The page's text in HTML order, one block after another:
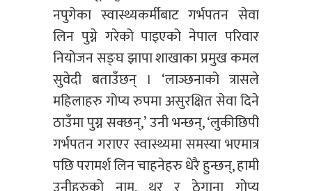
नपुगेका स्वास्थ्यकर्मीबाट गर्भपतन सेवा
लिन पुग्ने गरेको पाइएको नेपाल परिवार
नियोजन सङ्घ झापा शाखाका प्रमुख कमल
सुवेदी बताउँछन् । ‘लाञ्छनाको त्रासले
महिलाहरु गोप्य रुपमा असुरक्षित सेवा दिने
ठाउँमा पुग्न सक्छन्,’ उनी भन्छन्, ‘लुकीछिपी
गर्भपतन गराएर स्वास्थ्यमा समस्या भएमात्र
पछि परामर्श लिन चाहनेहरु धेरै हुन्छन्, हामी